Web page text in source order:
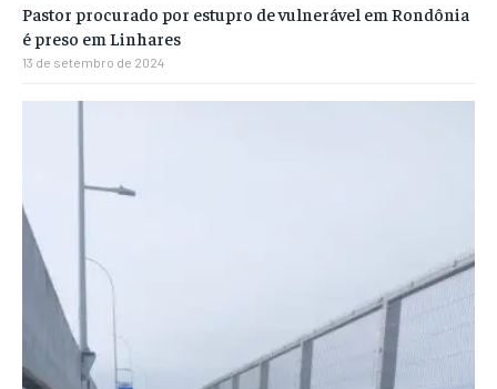
Pastor procurado por estupro de vulnerável em Rondônia
é preso em Linhares
13 de setembro de 2024